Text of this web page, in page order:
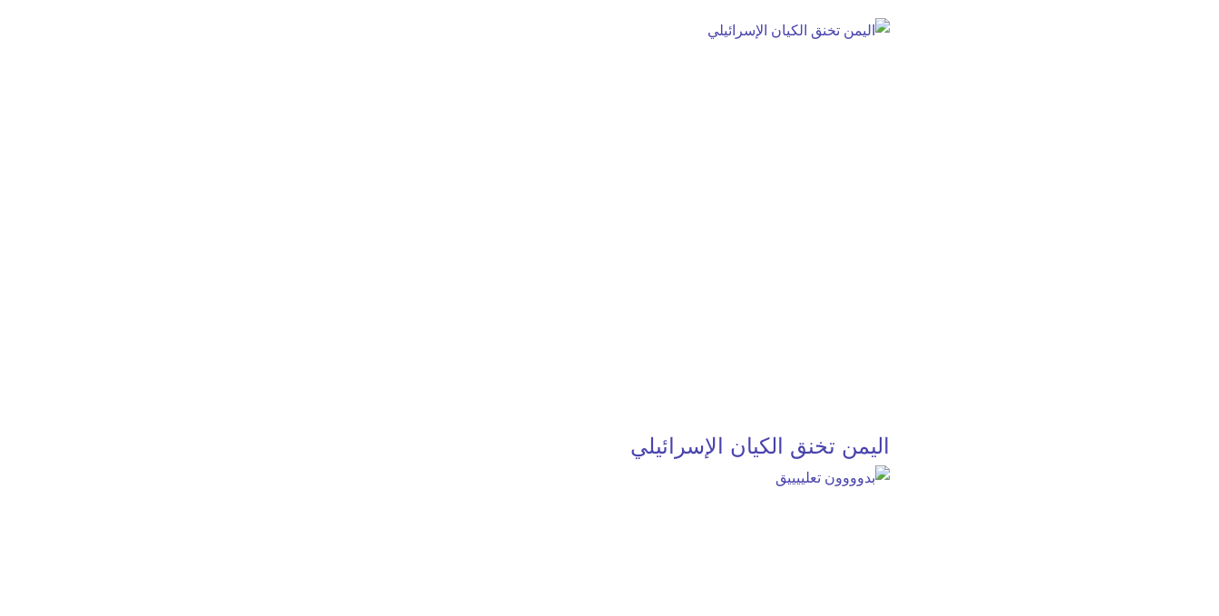
اليمن تخنق الكيان الإسرائيلي